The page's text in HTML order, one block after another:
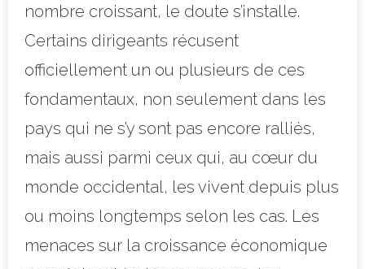
nombre croissant, le doute s’installe.
Certains dirigeants récusent
officiellement un ou plusieurs de ces
fondamentaux, non seulement dans les
pays qui ne s’y sont pas encore ralliés,
mais aussi parmi ceux qui, au cœur du
monde occidental, les vivent depuis plus
ou moins longtemps selon les cas. Les
menaces sur la croissance économique